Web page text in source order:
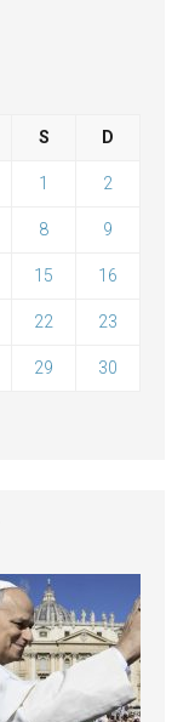
S D
1 2
8 9
15 16
22 23
29 30